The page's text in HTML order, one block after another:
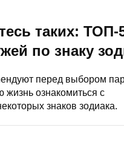
таких: ТОП-
по знаку
перед выбором
жизнь ознакомиться с
знаков зодиака.